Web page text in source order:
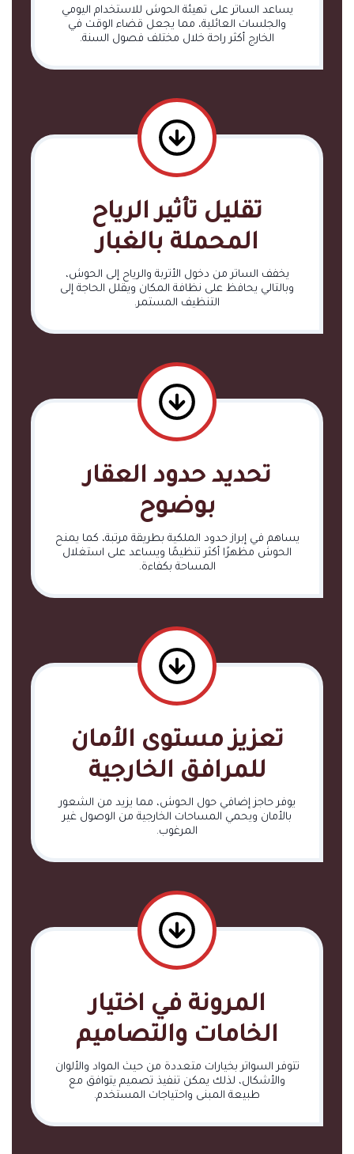
يساعد الساتر على تهيئة الحوش للاستخدام اليومي
والجلسات العائلية، مما يجعل قضاء الوقت في
الخارج أكثر راحة خلال مختلف فصول السنة.
تقليل تأثير الرياح
المحملة بالغبار
يخفف الساتر من دخول الأتربة والرياح إلى الحوش،
وبالتالي يحافظ على نظافة المكان ويقلل الحاجة إلى
التنظيف المستمر.
تحديد حدود العقار
بوضوح
يساهم في إبراز حدود الملكية بطريقة مرتبة، كما يمنح
الحوش مظهرًا أكثر تنظيمًا ويساعد على استغلال
المساحة بكفاءة.
تعزيز مستوى الأمان
للمرافق الخارجية
يوفر حاجز إضافي حول الحوش، مما يزيد من الشعور
بالأمان ويحمي المساحات الخارجية من الوصول غير
المرغوب.
المرونة في اختيار
الخامات والتصاميم
تتوفر السواتر بخيارات متعددة من حيث المواد والألوان
والأشكال، لذلك يمكن تنفيذ تصميم يتوافق مع
طبيعة المبنى واحتياجات المستخدم.